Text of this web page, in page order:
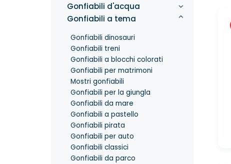
Gonfiabili d'acqua
Gonfiabili a tema
Gonfiabili dinosauri
Gonfiabili treni
Gonfiabili a blocchi colorati
Gonfiabili per matrimoni
Mostri gonfiabili
Gonfiabili per la giungla
Gonfiabili da mare
Gonfiabili a pastello
Gonfiabili pirata
Gonfiabili per auto
Gonfiabili classici
Gonfiabili da parco